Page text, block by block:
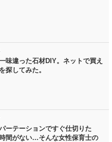
味違った石材DIY。ネットで買え
探してみた。
ーテーションですぐ仕切りた
間がない…そんな女性保育士の